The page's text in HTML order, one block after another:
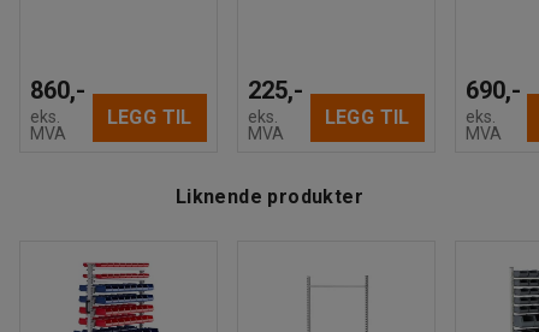
860,-
eks.
MVA
LEGG TIL
225,-
eks.
MVA
LEGG TIL
690,-
eks.
MVA
Liknende produkter